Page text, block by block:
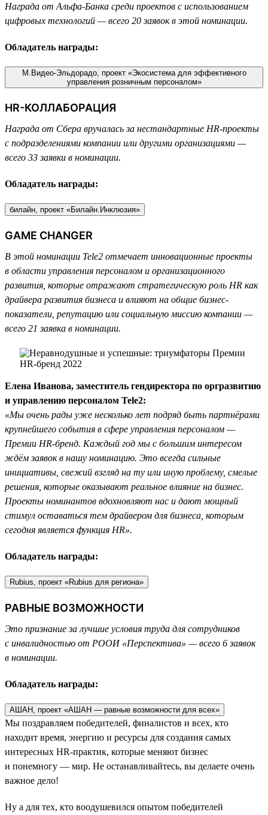
Награда от Альфа-Банка среди проектов с использованием
цифровых технологий — всего 20 заявок в этой номинации.
Обладатель награды:
М.Видео-Эльдорадо, проект «Экосистема для эффективного
управления розничным персоналом»
HR-КОЛЛАБОРАЦИЯ
Награда от Сбера вручалась за нестандартные HR-проекты
с подразделениями компании или другими организациями —
всего 33 заявки в номинации.
Обладатель награды:
билайн, проект «Билайн.Инклюзия»
GAME CHANGER
В этой номинации Tele2 отмечает инновационные проекты
в области управления персоналом и организационного
развития, которые отражают стратегическую роль HR как
драйвера развития бизнеса и влияют на общие бизнес-
показатели, репутацию или социальную миссию компании —
всего 21 заявка в номинации.
Елена Иванова, заместитель гендиректора по оргразвитию
и управлению персоналом Tele2:
«Мы очень рады уже несколько лет подряд быть партнёрами
крупнейшего события в сфере управления персоналом —
Премии HR-бренд. Каждый год мы с большим интересом
ждём заявок в нашу номинацию. Это всегда сильные
инициативы, свежий взгляд на ту или иную проблему, смелые
решения, которые оказывают реальное влияние на бизнес.
Проекты номинантов вдохновляют нас и дают мощный
стимул оставаться тем драйвером для бизнеса, которым
сегодня является функция HR».
Обладатель награды:
Rubius, проект «Rubius для региона»
РАВНЫЕ ВОЗМОЖНОСТИ
Это признание за лучшие условия труда для сотрудников
с инвалидностью от РООИ «Перспектива» — всего 6 заявок
в номинации.
Обладатель награды:
АШАН, проект «АШАН — равные возможности для всех»
Мы поздравляем победителей, финалистов и всех, кто
находит время, энергию и ресурсы для создания самых
интересных HR-практик, которые меняют бизнес
и понемногу — мир. Не останавливайтесь, вы делаете очень
важное дело!
Ну а для тех, кто воодушевился опытом победителей